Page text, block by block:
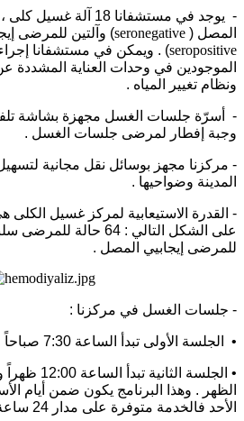
المصل ( seronegative) وآلتين للمرضى
seropositive) . ويمكن في مستشفانا
الموجودين في وحدات العناية
ونظام تغيير المياه .
- أسرّة جلسات الغسل مجهزة بشاشة
وجبة إفطار لمرضى جلسات الغسل .
- مركزنا مجهز بوسائل نقل مجانية
المدينة وضواحيها .
للمرضى إيجابيي المصل .
- جلسات الغسل في مركزنا :
• الجلسة الأولى تبدأ الساعة 7:30 صباحاً وتنتهي 11:30
الظهر . وهذا البرنامج يكون ضمن أيام
الأحد فالخدمة متوفرة على مدار 24 ساعة .